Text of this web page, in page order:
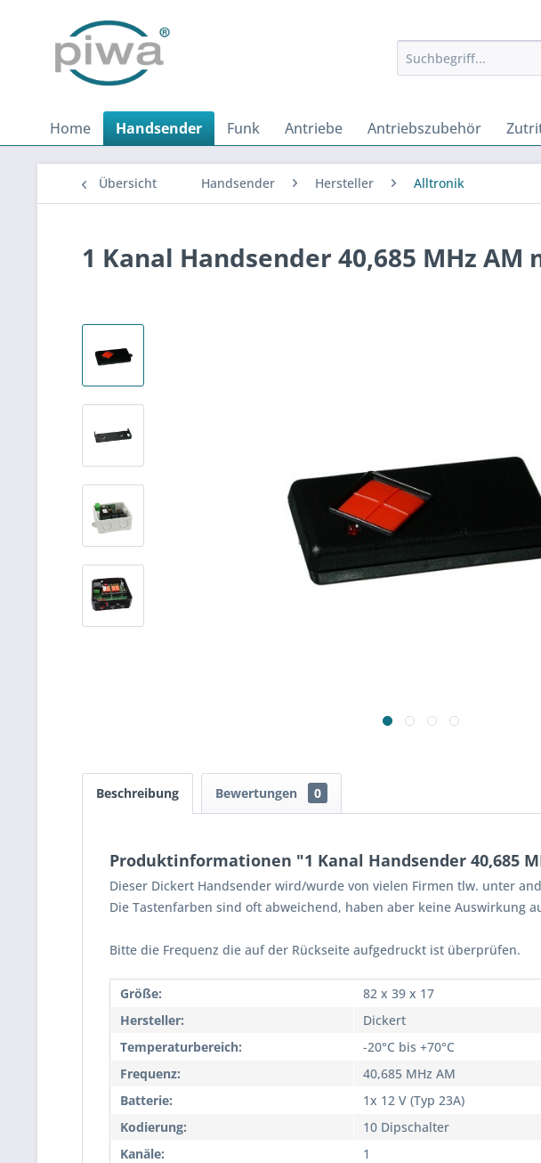
Home Handsender Funk Antriebe Antriebszubehör
Übersicht Handsender Hersteller Alltronik
1 Kanal Handsender 40,685 MHz
Beschreibung Bewertungen 0
Produktinformationen "1 Kanal Handsender 40,685
Dieser Dickert Handsender wird/wurde von vielen Firmen tlw. unter
Die Tastenfarben sind oft abweichend, haben aber keine Auswirkung
Bitte die Frequenz die auf der Rückseite aufgedruckt ist überprüfen.
Größe:
82 x 39 x 17
Hersteller:
Dickert
Temperaturbereich:
-20°C bis +70°C
Frequenz:
40,685 MHz AM
Batterie:
1x 12 V (Typ 23A)
Kodierung:
10 Dipschalter
Kanäle:
1